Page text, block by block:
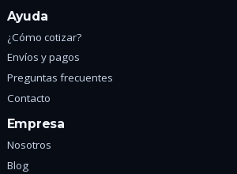
Ayuda
¿Cómo cotizar?
Envíos y pagos
Preguntas frecuentes
Contacto
Empresa
Nosotros
Blog